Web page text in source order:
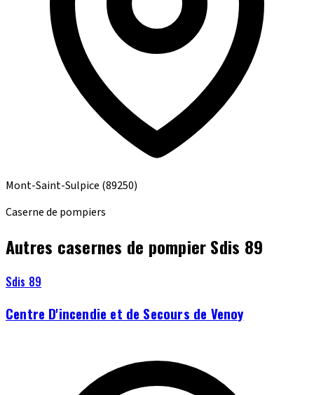
Mont-Saint-Sulpice (89250)
Caserne de pompiers
Autres casernes de pompier Sdis 89
Sdis 89
Centre D'incendie et de Secours de Venoy